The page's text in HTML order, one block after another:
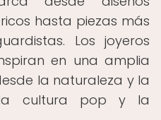
hasta piezas más
Los joyeros
en una amplia
la naturaleza y la
cultura pop y la